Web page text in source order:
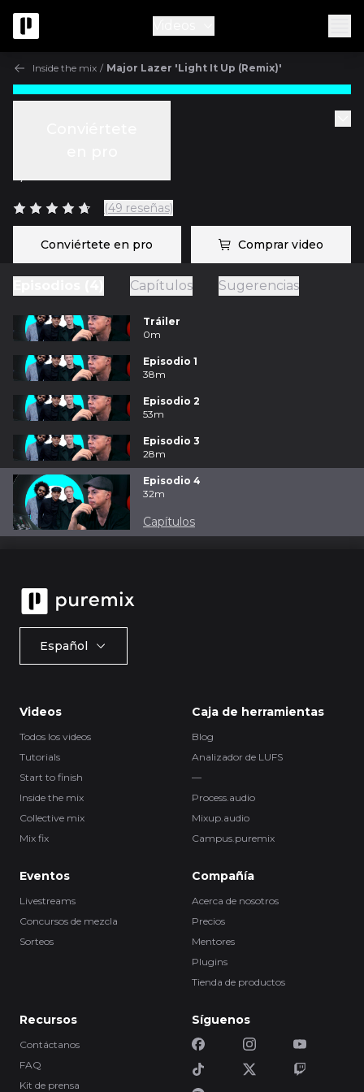
Inside the mix / Major Lazer 'Light It Up (Remix)'
(49 reseñas)
Conviértete en pro Comprar video
Capítulos Sugerencias
Tráiler
0m
Episodio 1
38m
Episodio 2
53m
Episodio 3
28m
Episodio 4
32m
Capítulos
Español
Videos
Todos los videos
Tutorials
Start to finish
Inside the mix
Collective mix
Mix fix
Caja de herramientas
Blog
Analizador de LUFS
—
Process.audio
Mixup.audio
Campus.puremix
Eventos
Livestreams
Concursos de mezcla
Sorteos
Compañía
Acerca de nosotros
Precios
Mentores
Plugins
Tienda de productos
Recursos
Contáctanos
FAQ
Kit de prensa
Síguenos